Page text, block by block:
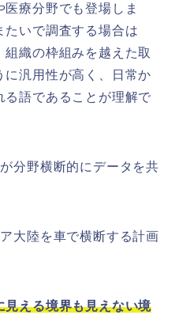
療分野でも登場しま
たいで調査する場合は
組織の枠組みを越えた取
に汎用性が高く、日常か
る語であることが理解で
分野横断的にデータを共
大陸を車で横断する計画
見える境界も見えない境